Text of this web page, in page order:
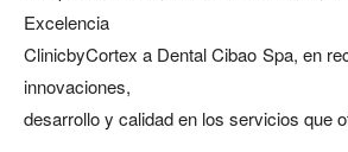
Excelencia
ClinicbyCortex a Dental Cibao Spa, en
innovaciones,
desarrollo y calidad en los servicios que